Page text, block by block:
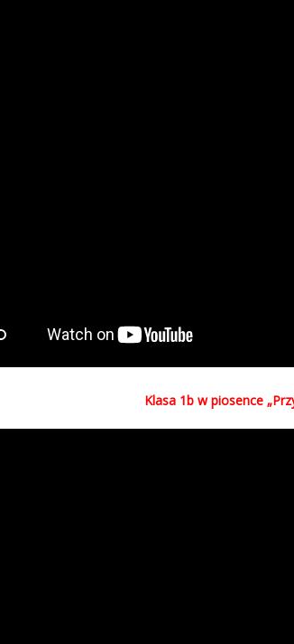
Klasa 1b w piosence